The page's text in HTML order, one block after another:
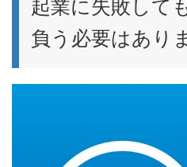
起業に失敗して
負う必要はあり